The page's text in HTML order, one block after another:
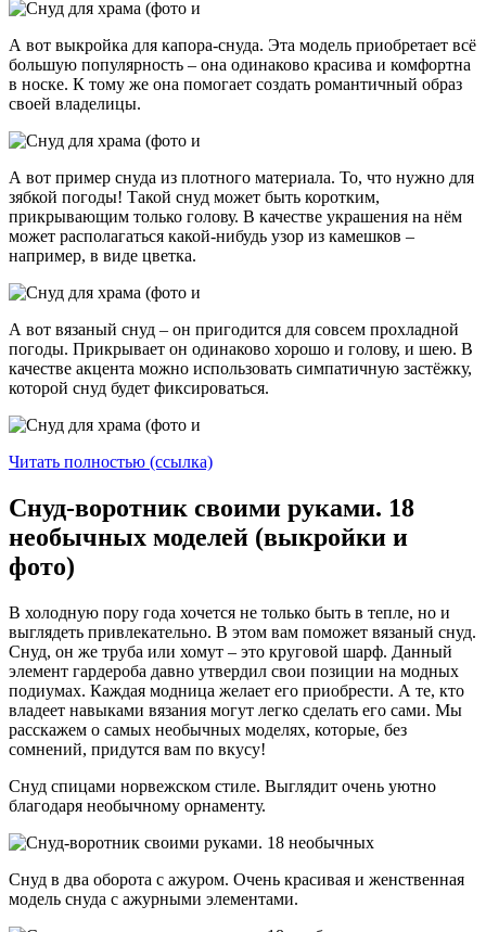
А вот выкройка для капора-снуда. Эта модель приобретает всё
большую популярность – она одинаково красива и комфортна
в носке. К тому же она помогает создать романтичный образ
своей владелицы.
А вот пример снуда из плотного материала. То, что нужно для
зябкой погоды! Такой снуд может быть коротким,
прикрывающим только голову. В качестве украшения на нём
может располагаться какой-нибудь узор из камешков –
например, в виде цветка.
А вот вязаный снуд – он пригодится для совсем прохладной
погоды. Прикрывает он одинаково хорошо и голову, и шею. В
качестве акцента можно использовать симпатичную застёжку,
которой снуд будет фиксироваться.
Читать полностью (ссылка)
Снуд-воротник своими руками. 18
необычных моделей (выкройки и
фото)
В холодную пору года хочется не только быть в тепле, но и
выглядеть привлекательно. В этом вам поможет вязаный снуд.
Снуд, он же труба или хомут – это круговой шарф. Данный
элемент гардероба давно утвердил свои позиции на модных
подиумах. Каждая модница желает его приобрести. А те, кто
владеет навыками вязания могут легко сделать его сами. Мы
расскажем о самых необычных моделях, которые, без
сомнений, придутся вам по вкусу!
Снуд спицами норвежском стиле. Выглядит очень уютно
благодаря необычному орнаменту.
Снуд в два оборота с ажуром. Очень красивая и женственная
модель снуда с ажурными элементами.